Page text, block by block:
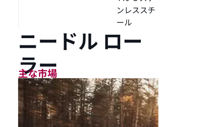
ンレススチ
ール
ニードル ロー
ラー
主な市場